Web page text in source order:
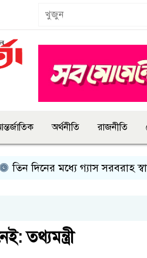
অর্থনীতি রাজনীতি
দিনের মধ্যে গ্যাস সরবরাহ স্বাভাবিক
তথ্যমন্ত্রী